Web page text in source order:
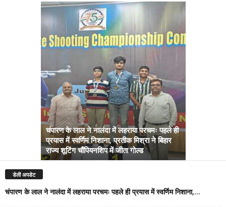
चंपारण के लाल ने नालंदा में लहराया परचमः पहले ही
प्रयास में स्वर्णिम निशाना, प्रतीक मिश्रा ने बिहार
राज्य शूटिंग चौंपियनशिप में जीता गोल्ड
डेली अपडेट
चंपारण के लाल ने नालंदा में लहराया परचमः पहले ही प्रयास में स्वर्णिम निशाना,...